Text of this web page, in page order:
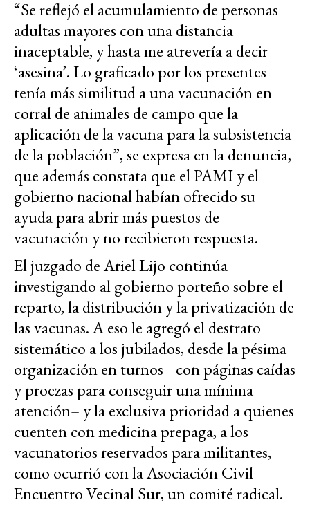
“Se reflejó el acumulamiento de personas
adultas mayores con una distancia
inaceptable, y hasta me atrevería a decir
‘asesina’. Lo graficado por los presentes
tenía más similitud a una vacunación en
corral de animales de campo que la
aplicación de la vacuna para la subsistencia
de la población”, se expresa en la denuncia,
que además constata que el PAMI y el
gobierno nacional habían ofrecido su
ayuda para abrir más puestos de
vacunación y no recibieron respuesta.
El juzgado de Ariel Lijo continúa
investigando al gobierno porteño sobre el
reparto, la distribución y la privatización de
las vacunas. A eso le agregó el destrato
sistemático a los jubilados, desde la pésima
organización en turnos –con páginas caídas
y proezas para conseguir una mínima
atención– y la exclusiva prioridad a quienes
cuenten con medicina prepaga, a los
vacunatorios reservados para militantes,
como ocurrió con la Asociación Civil
Encuentro Vecinal Sur, un comité radical.